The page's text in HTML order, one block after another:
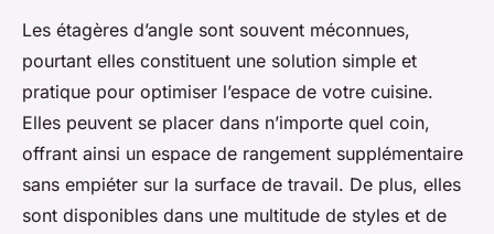
Les étagères d’angle sont souvent méconnues,
pourtant elles constituent une solution simple et
pratique pour optimiser l’espace de votre cuisine.
Elles peuvent se placer dans n’importe quel coin,
offrant ainsi un espace de rangement supplémentaire
sans empiéter sur la surface de travail. De plus, elles
sont disponibles dans une multitude de styles et de